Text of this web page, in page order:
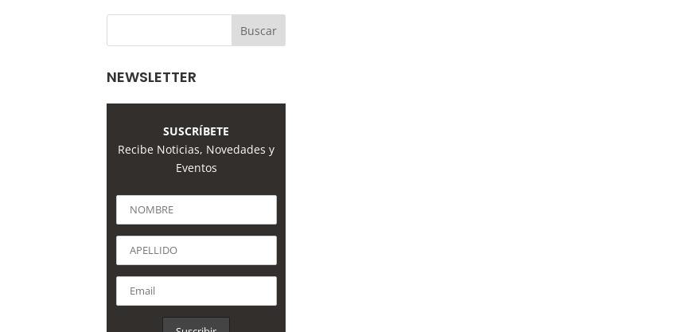
NEWSLETTER
SUSCRÍBETE
Recibe Noticias, Novedades y
Eventos